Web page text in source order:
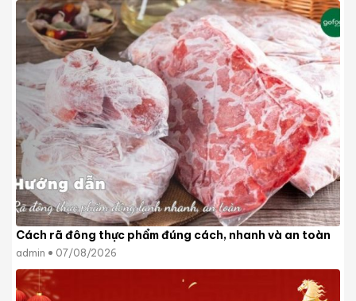
Cách rã đông thực phẩm đúng cách, nhanh và an toàn
admin 07/08/2026